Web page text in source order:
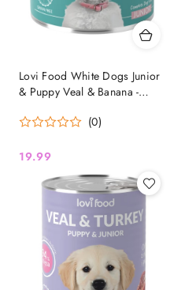
Lovi Food White Dogs Junior
& Puppy Veal & Banana -
dla białych ras, z cielęciną i
(0)
Cena:
19.99